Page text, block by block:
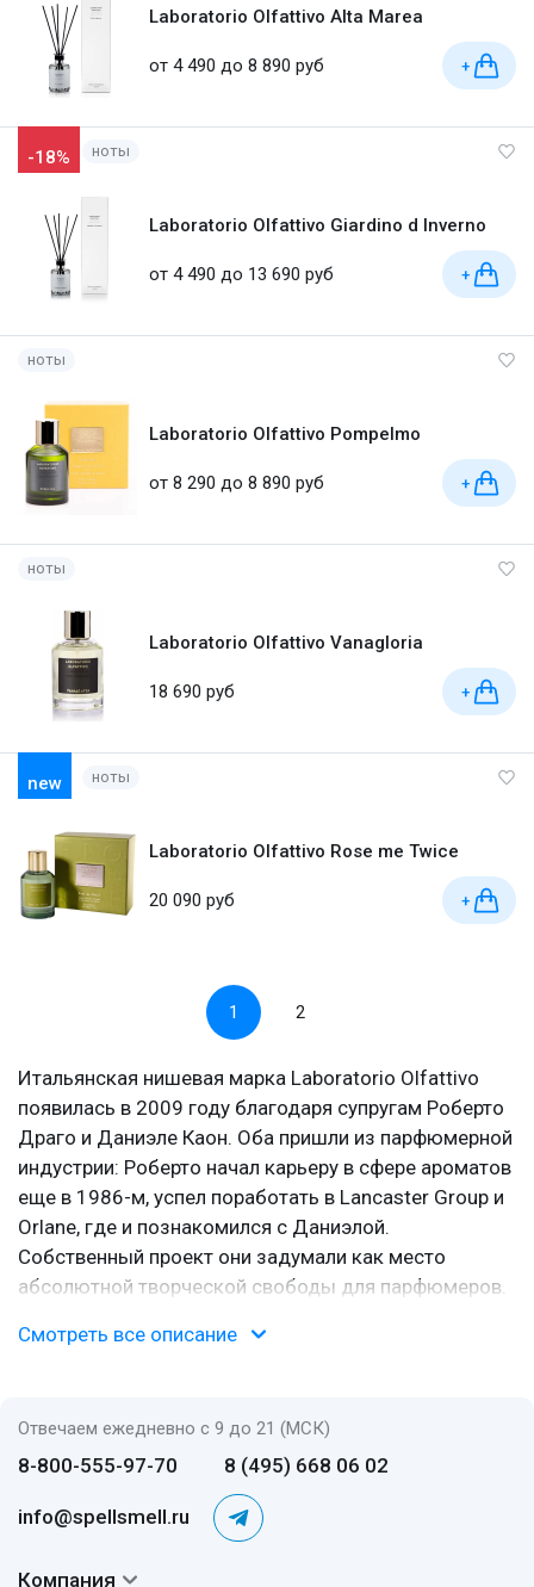
Laboratorio Olfattivo Alta Marea
от 4 490 до 8 890 руб +
-18% ноты
Laboratorio Olfattivo Giardino d Inverno
от 4 490 до 13 690 руб +
ноты
Laboratorio Olfattivo Pompelmo
от 8 290 до 8 890 руб +
ноты
Laboratorio Olfattivo Vanagloria
18 690 руб +
new ноты
Laboratorio Olfattivo Rose me Twice
20 090 руб +
1 2
Итальянская нишевая марка Laboratorio Olfattivo
появилась в 2009 году благодаря супругам Роберто
Драго и Даниэле Каон. Оба пришли из парфюмерной
индустрии: Роберто начал карьеру в сфере ароматов
еще в 1986-м, успел поработать в Lancaster Group и
Orlane, где и познакомился с Даниэлой.
Собственный проект они задумали как место
абсолютной творческой свободы для парфюмеров.
лаборатория.
Сила «Лабораторио Олфаттио» - в авторах. Среди
них такие именитые мастера, как
Пьер Гийом, Энрико Буччелла,
Люсьен Ферреро. Список впечатляет: тут и
Ропьон , иЛука Маффей
Смотреть все описание
Отвечаем ежедневно с 9 до 21 (МСК)
8-800-555-97-70 8 (495) 668 06 02
info@spellsmell.ru
Компания